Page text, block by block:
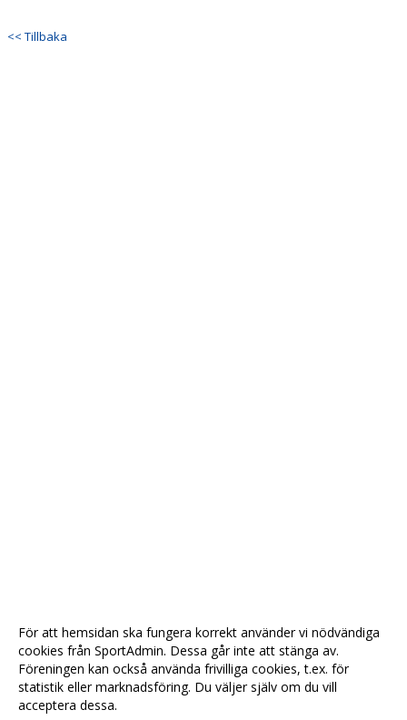
<< Tillbaka
För att hemsidan ska fungera korrekt använder vi nödvändiga
cookies från SportAdmin. Dessa går inte att stänga av.
Föreningen kan också använda frivilliga cookies, t.ex. för
statistik eller marknadsföring. Du väljer själv om du vill
acceptera dessa.